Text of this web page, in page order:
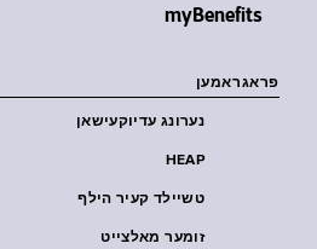
myBenefits
פראגראמען
נערונג עדיוקעישאן
HEAP
טשיילד קעיר הילף
זומער מאלצייט